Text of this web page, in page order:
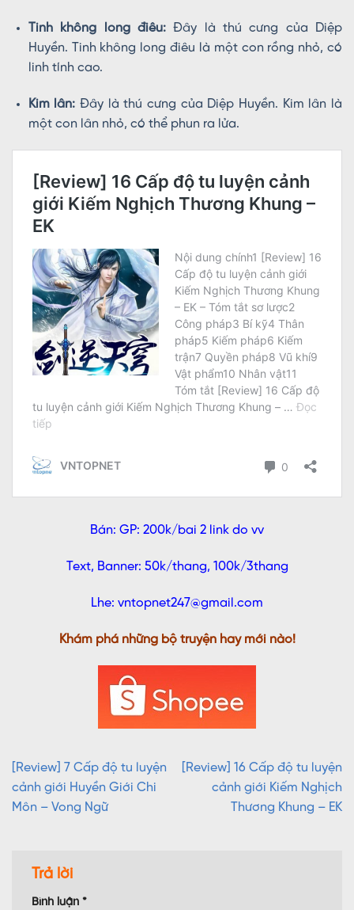
Tinh không long điêu:Đây là thú cưng của Diệp
Huyền. Tinh không long điêu là một con rồng nhỏ, có
linh tính cao.
Kim lân: Đây là thú cưng của Diệp Huyền. Kim lân là
một con lân nhỏ, có thể phun ra lửa.
Bán: GP: 200k/bai 2 link do vv
Text, Banner: 50k/thang, 100k/3thang
Lhe: vntopnet247@gmail.com
Khám phá những bộ truyện hay mới nào!
[Review] 7 Cấp độ tu luyện
cảnh giới Huyền Giới Chi
Môn – Vong Ngữ
[Review] 16 Cấp độ tu luyện
cảnh giới Kiếm Nghịch
Thương Khung – EK
Trả lời
Bình luận *